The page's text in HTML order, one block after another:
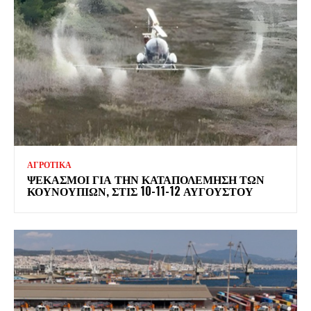
ΑΓΡΟΤΙΚΑ
ΨΕΚΑΣΜΟΊ ΓΙΑ ΤΗΝ ΚΑΤΑΠΟΛΈΜΗΣΗ ΤΩΝ
ΚΟΥΝΟΥΠΙΏΝ, ΣΤΙΣ 10-11-12 ΑΥΓΟΎΣΤΟΥ